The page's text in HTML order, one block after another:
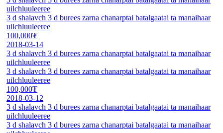
uilchluuleeree
3 d shalavch 3 d burees zarna chanarptai batalgaatai ta manaihaar
uilchluuleeree
100,000₮
2018-03-14
3 d shalavch 3 d burees zarna chanarptai batalgaatai ta manaihaar
uilchluuleeree
3 d shalavch 3 d burees zarna chanarptai batalgaatai ta manaihaar
uilchluuleeree
100,000₮
2018-03-12
3 d shalavch 3 d burees zarna chanarptai batalgaatai ta manaihaar
uilchluuleeree
3 d shalavch 3 d burees zarna chanarptai batalgaatai ta manaihaar